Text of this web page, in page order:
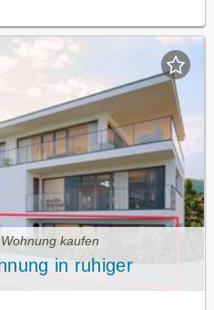
kaufen
in ruhiger